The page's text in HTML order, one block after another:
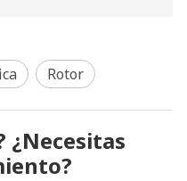
Rotor
¿Necesitas